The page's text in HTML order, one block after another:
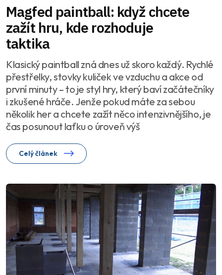
Magfed paintball: když chcete
zažít hru, kde rozhoduje
taktika
Klasický paintball zná dnes už skoro každý. Rychlé
přestřelky, stovky kuliček ve vzduchu a akce od
první minuty – to je styl hry, který baví začátečníky
i zkušené hráče. Jenže pokud máte za sebou
několik her a chcete zažít něco intenzivnějšího, je
čas posunout laťku o úroveň výš
Celý článek